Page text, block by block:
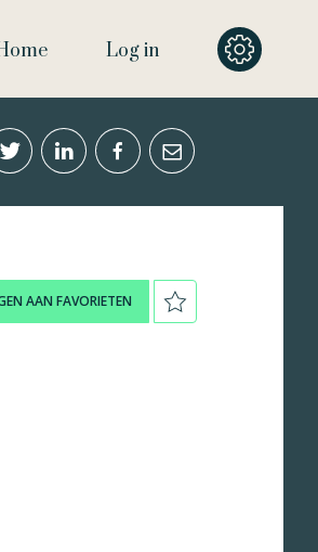
Log in
AAN FAVORIETEN